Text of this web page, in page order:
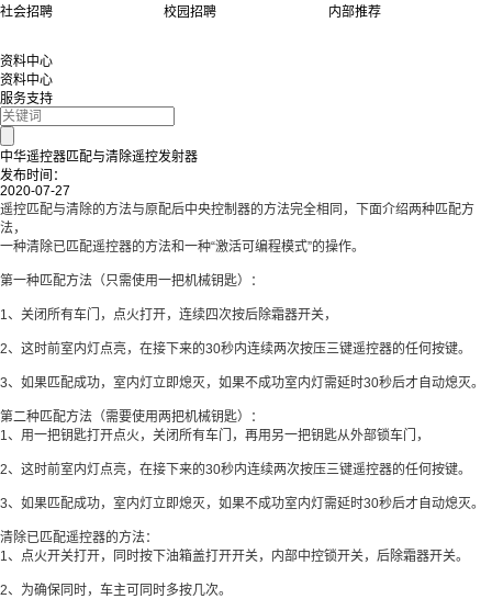
社会招聘 校园招聘 内部推荐
资料中心
资料中心
服务支持
中华遥控器匹配与清除遥控发射器
发布时间：
2020-07-27
遥控匹配与清除的方法与原配后中央控制器的方法完全相同，下面介绍两种匹配方
法，
一种清除已匹配遥控器的方法和一种“激活可编程模式”的操作。
第一种匹配方法（只需使用一把机械钥匙）：
1、关闭所有车门，点火打开，连续四次按后除霜器开关，
2、这时前室内灯点亮，在接下来的30秒内连续两次按压三键遥控器的任何按键。
3、如果匹配成功，室内灯立即熄灭，如果不成功室内灯需延时30秒后才自动熄灭。
第二种匹配方法（需要使用两把机械钥匙）：
1、用一把钥匙打开点火，关闭所有车门，再用另一把钥匙从外部锁车门，
2、这时前室内灯点亮，在接下来的30秒内连续两次按压三键遥控器的任何按键。
3、如果匹配成功，室内灯立即熄灭，如果不成功室内灯需延时30秒后才自动熄灭。
清除已匹配遥控器的方法：
1、点火开关打开，同时按下油箱盖打开开关，内部中控锁开关，后除霜器开关。
2、为确保同时，车主可同时多按几次。